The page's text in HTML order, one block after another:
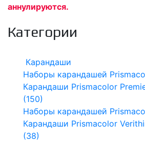
аннулируются.
Категории
Карандаши
Наборы карандашей
Карандаши Prismacolor
(150)
Наборы карандашей
Карандаши Prismacolor
(38)